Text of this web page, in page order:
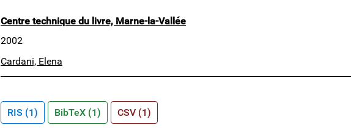
Centre technique du livre, Marne-la-Vallée
2002
Cardani, Elena
RIS (1) BibTeX (1) CSV (1)